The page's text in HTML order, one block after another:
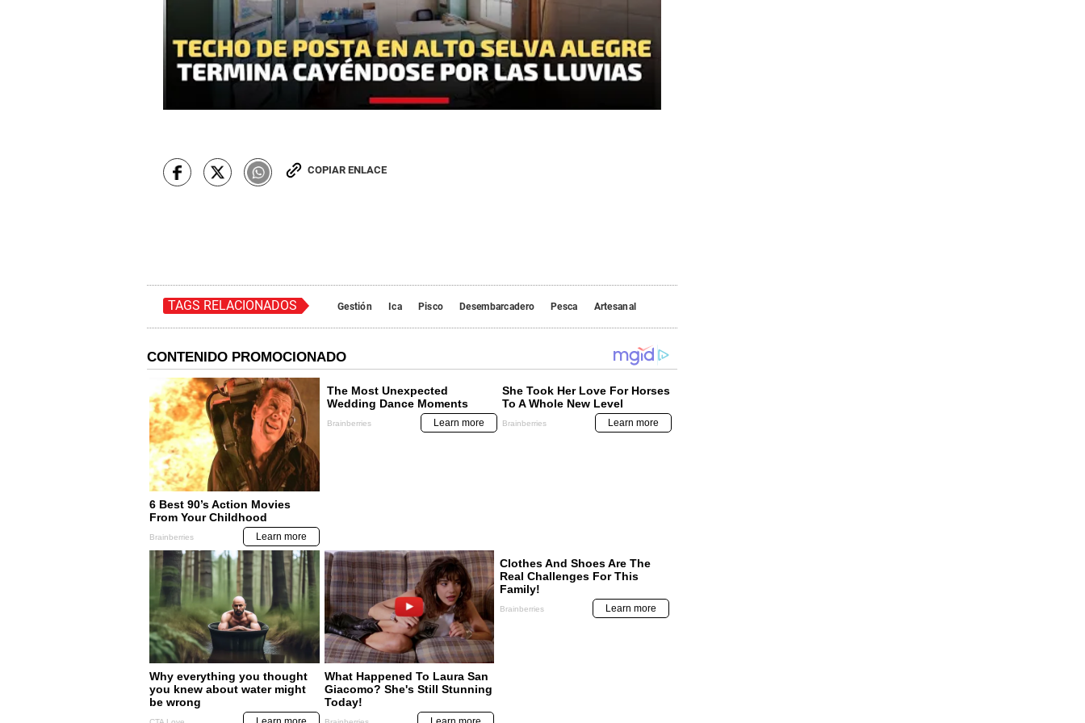
COPIAR ENLACE
TAGS RELACIONADOS Gestión Ica Pisco Desembarcadero Pesca Artesanal